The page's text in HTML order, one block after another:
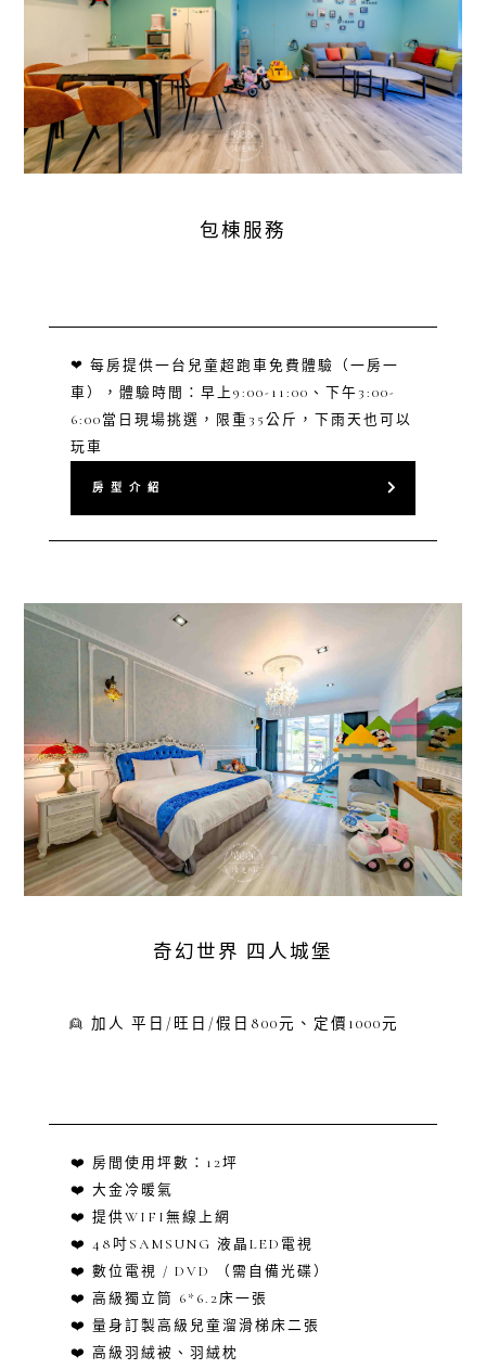
包棟服務
❤ 每房提供一台兒童超跑車免費體驗（一房一
車），體驗時間：早上9:00-11:00、下午3:00-
6:00當日現場挑選，限重35公斤，下雨天也可以
玩車
房 型 介 紹
奇幻世界 四人城堡
👱 加人 平日/旺日/假日800元、定價1000元
❤️ 房間使用坪數：12坪
❤️ 大金冷暖氣
❤️ 提供WIFI無線上網
❤️ 48吋SAMSUNG 液晶LED電視
❤️ 數位電視 / DVD （需自備光碟）
❤️ 高級獨立筒 6*6.2床一張
❤️ 量身訂製高級兒童溜滑梯床二張
❤️ 高級羽絨被、羽絨枕